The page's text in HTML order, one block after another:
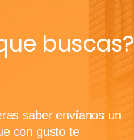
buscas?
saber envíanos un
con gusto te